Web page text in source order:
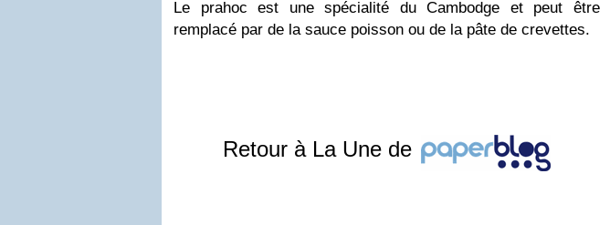
Le prahoc est une spécialité du Cambodge et peut être
remplacé par de la sauce poisson ou de la pâte de crevettes.
Retour à La Une de